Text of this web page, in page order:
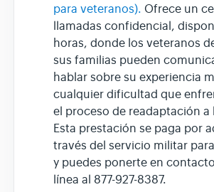
para veteranos). Ofrece un
llamadas confidencial,
horas, donde los veteranos
sus familias pueden
hablar sobre su experiencia
cualquier dificultad que
el proceso de readaptación a
Esta prestación se paga por
través del servicio militar
y puedes ponerte en
línea al 877-927-8387.